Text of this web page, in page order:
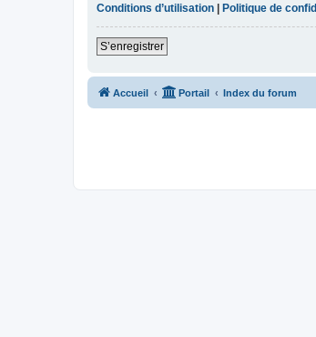
Conditions d’utilisation | Politique de
S’enregistrer
Accueil Portail Index du forum